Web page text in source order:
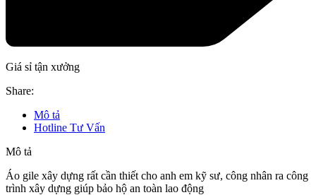
Giá sỉ tận xưởng
Share:
Mô tả
Hotline Tư Vấn
Mô tả
Áo gile xây dựng rất cần thiết cho anh em kỹ sư, công nhân ra công
trình xây dựng giúp bảo hộ an toàn lao động